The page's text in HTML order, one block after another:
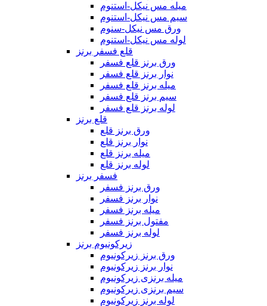
میله مس نیکل-استنوم
سیم مس نیکل-استنوم
ورق مس نیکل-سنوم
لوله مس نیکل-استنوم
قلع فسفر برنز
ورق برنز قلع فسفر
نوار برنز قلع فسفر
میله برنز قلع فسفر
سیم برنز قلع فسفر
لوله برنز قلع فسفر
قلع برنز
ورق برنز قلع
نوار برنز قلع
میله برنز قلع
لوله برنز قلع
فسفر برنز
ورق برنز فسفر
نوار برنز فسفر
میله برنز فسفر
مفتول برنز فسفر
لوله برنز فسفر
زیرکونیوم برنز
ورق برنز زیرکونیوم
نوار برنز زیرکونیوم
میله برنزی زیرکونیوم
سیم برنزی زیرکونیوم
لوله برنز زیرکونیوم